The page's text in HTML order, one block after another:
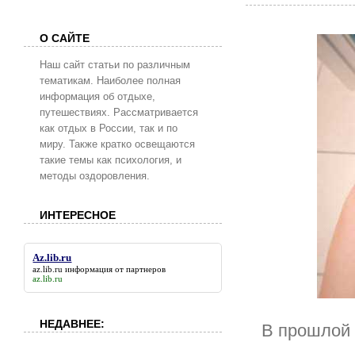
В прошлой
О САЙТЕ
Наш сайт статьи по различным
тематикам. Наиболее полная
информация об отдыхе,
путешествиях. Рассматривается
как отдых в России, так и по
миру. Также кратко освещаются
такие темы как психология, и
методы оздоровления.
ИНТЕРЕСНОЕ
Az.lib.ru
az.lib.ru информация от партнеров
az.lib.ru
НЕДАВНЕЕ: